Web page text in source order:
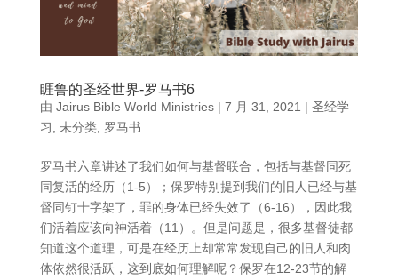
睚鲁的圣经世界-罗马书6
由 Jairus Bible World Ministries| 7 月 31, 2021 | 圣经学
习
未分类, 罗马书
罗马书六章讲述了我们如何与基督联合，包括与基督同死
同复活的经历（1-5）；保罗特别提到我们的旧人已经与基
督同钉十字架了，罪的身体已经失效了（6-16），因此我
们活着应该向神活着（11）。但是问题是，很多基督徒都
知道这个道理，可是在经历上却常常发现自己的旧人和肉
体依然很活跃，这到底如何理解呢？保罗在12-23节的解